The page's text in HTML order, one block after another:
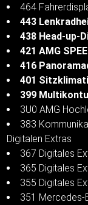
464
443
438 Head-up-
421 AMG
416
401
399
3U0 AMG
383
Digitalen Extras
367 Digitales
365 Digitales
355 Digitales
351 Mercedes-